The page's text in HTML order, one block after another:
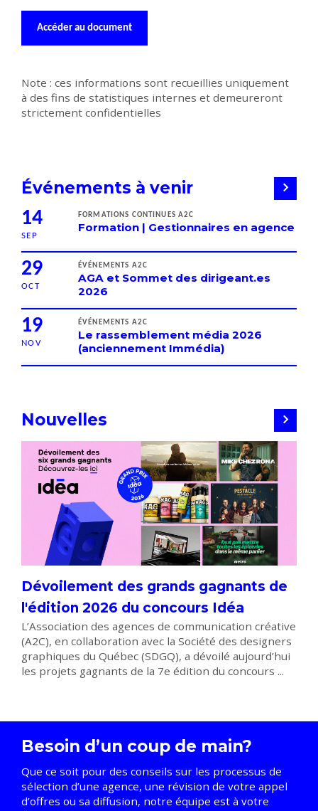
Accéder au document
Note : ces informations sont recueillies uniquement
à des fins de statistiques internes et demeureront
strictement confidentielles
Événements à venir
14
SEP
FORMATIONS CONTINUES A2C
Formation | Gestionnaires en agence
29
OCT
ÉVÉNEMENTS A2C
AGA et Sommet des dirigeant.es
2026
19
NOV
ÉVÉNEMENTS A2C
Le rassemblement média 2026
(anciennement Immédia)
Nouvelles
Dévoilement des grands gagnants de
l'édition 2026 du concours Idéa
L’Association des agences de communication créative
(A2C), en collaboration avec la Société des designers
graphiques du Québec (SDGQ), a dévoilé aujourd’hui
les projets gagnants de la 7e édition du concours ...
Besoin d’un coup de main?
Que ce soit pour des conseils sur les processus de
sélection d’une agence, une révision de votre appel
d’offres ou sa diffusion, notre équipe est à votre